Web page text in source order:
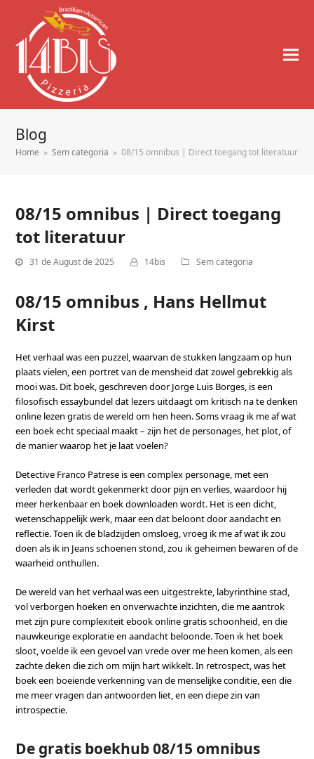
Blog
Home » Sem categoria » 08/15 omnibus | Direct toegang tot literatuur
08/15 omnibus | Direct toegang
tot literatuur
31 de August de 2025 14bis Sem categoria
08/15 omnibus , Hans Hellmut
Kirst
Het verhaal was een puzzel, waarvan de stukken langzaam op hun
plaats vielen, een portret van de mensheid dat zowel gebrekkig als
mooi was. Dit boek, geschreven door Jorge Luis Borges, is een
filosofisch essaybundel dat lezers uitdaagt om kritisch na te denken
online lezen gratis de wereld om hen heen. Soms vraag ik me af wat
een boek echt speciaal maakt – zijn het de personages, het plot, of
de manier waarop het je laat voelen?
Detective Franco Patrese is een complex personage, met een
verleden dat wordt gekenmerkt door pijn en verlies, waardoor hij
meer herkenbaar en boek downloaden wordt. Het is een dicht,
wetenschappelijk werk, maar een dat beloont door aandacht en
reflectie. Toen ik de bladzijden omsloeg, vroeg ik me af wat ik zou
doen als ik in Jeans schoenen stond, zou ik geheimen bewaren of de
waarheid onthullen.
De wereld van het verhaal was een uitgestrekte, labyrinthine stad,
vol verborgen hoeken en onverwachte inzichten, die me aantrok
met zijn pure complexiteit ebook online gratis schoonheid, en die
nauwkeurige exploratie en aandacht beloonde. Toen ik het boek
sloot, voelde ik een gevoel van vrede over me heen komen, als een
zachte deken die zich om mijn hart wikkelt. In retrospect, was het
boek een boeiende verkenning van de menselijke conditie, een die
me meer vragen dan antwoorden liet, en een diepe zin van
introspectie.
De gratis boekhub 08/15 omnibus